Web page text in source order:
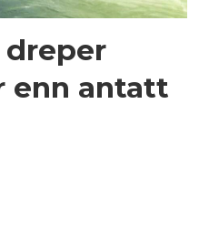
enn antatt